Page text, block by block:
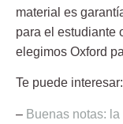
material es
para el estudiante
elegimos Oxford
Te puede interesar:
– Buenas notas: